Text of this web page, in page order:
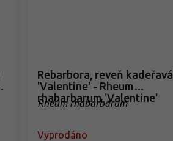
Rebarbora, reveň kadeřavá
'Valentine' - Rheum
rhabarbarum 'Valentine'
Rheum rhabarbarum
Vyprodáno